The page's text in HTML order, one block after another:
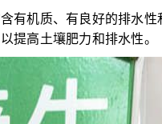
有机质、有良好的排水性
提高土壤肥力和排水性。